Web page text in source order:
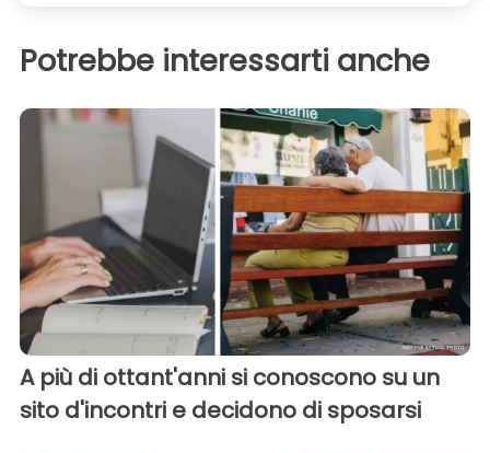
Potrebbe interessarti anche
A più di ottant'anni si conoscono su un
sito d'incontri e decidono di sposarsi